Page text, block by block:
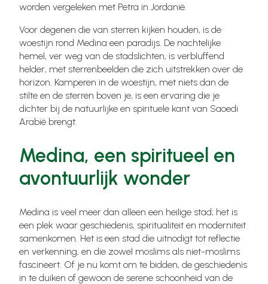
worden vergeleken met Petra in Jordanië.
Voor degenen die van sterren kijken houden, is de
woestijn rond Medina een paradijs. De nachtelijke
hemel, ver weg van de stadslichten, is verbluffend
helder, met sterrenbeelden die zich uitstrekken over de
horizon. Kamperen in de woestijn, met niets dan de
stilte en de sterren boven je, is een ervaring die je
dichter bij de natuurlijke en spirituele kant van Saoedi
Arabië brengt.
Medina, een spiritueel en
avontuurlijk wonder
Medina is veel meer dan alleen een heilige stad; het is
een plek waar geschiedenis, spiritualiteit en moderniteit
samenkomen. Het is een stad die uitnodigt tot reflectie
en verkenning, en die zowel moslims als niet-moslims
fascineert. Of je nu komt om te bidden, de geschiedenis
in te duiken of gewoon de serene schoonheid van de